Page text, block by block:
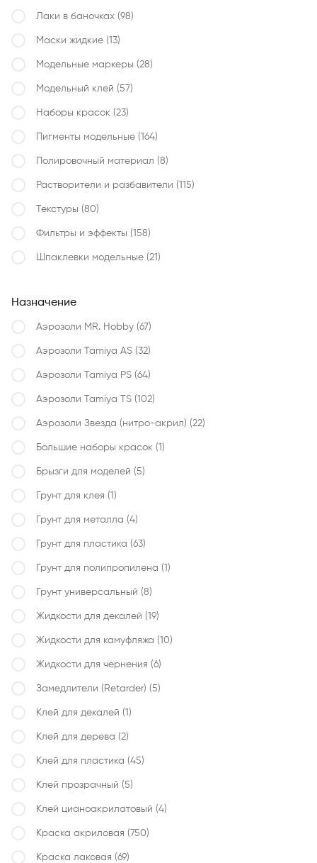
Лаки в баночках (98)
Маски жидкие (13)
Модельные маркеры (28)
Модельный клей (57)
Наборы красок (23)
Пигменты модельные (164)
Полировочный материал (8)
Растворители и разбавители (115)
Текстуры (80)
Фильтры и эффекты (158)
Шпаклевки модельные (21)
Назначение
Аэрозоли MR. Hobby (67)
Аэрозоли Tamiya AS (32)
Аэрозоли Tamiya PS (64)
Аэрозоли Tamiya TS (102)
Аэрозоли Звезда (нитро-акрил) (22)
Большие наборы красок (1)
Брызги для моделей (5)
Грунт для клея (1)
Грунт для металла (4)
Грунт для пластика (63)
Грунт для полипропилена (1)
Грунт универсальный (8)
Жидкости для декалей (19)
Жидкости для камуфляжа (10)
Жидкости для чернения (6)
Замедлители (Retarder) (5)
Клей для декалей (1)
Клей для дерева (2)
Клей для пластика (45)
Клей прозрачный (5)
Клей цианоакрилатовый (4)
Краска акриловая (750)
Краска лаковая (69)